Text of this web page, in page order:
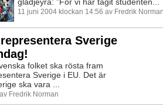
glädjeyra: ”För vi har tagit studenten...
11 juni 2004 klockan 14:56 av Fredrik
Sverige
folket ska rösta fram
Sverige i EU. Det är
ska vara ...
Fredrik Norman